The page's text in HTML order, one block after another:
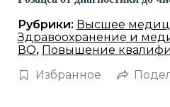
Рубрики: Высшее
Здравоохранение и
ВО, Повышение
Избранное